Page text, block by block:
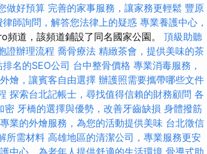
做好預算 完善的家事服務，讓家務更輕鬆 豐原
律師詢問，解答您法律上的疑惑 專業養護中心，
道，該頻道鋪設了同名國家公園。 頂級助聽
證辦理流程 喬骨療法 精緻茶會，提供美味的茶
名的SEO公司 台中整骨價格 專業消毒服務，
燴，讓賓客自由選擇 辦護照需要攜帶哪些文件
探索台北記帳士，尋找值得信賴的財務顧問 各
密 牙橋的選擇與優勢，改善牙齒缺損 身體撥筋
專業的外燴服務，為您的活動提供美味 台北徵信
所需材料 高雄地區的清潔公司，專業服務更安
中心，為老年人提供舒適的生活環境 骨導式助